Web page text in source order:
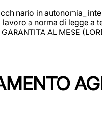
in autonomia_
a norma di legge
AL MESE